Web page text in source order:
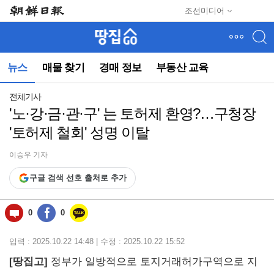
조선미디어
뉴스 매물 찾기 경매 정보 부동산 교육
뉴
(컨
동)
전체기사
'노·강·금·관·구' 는 토허제 환영?…구청장
'토허제 철회' 성명 이탈
이승우 기자
구글 검색 선호 출처로 추가
0 0
입력 : 2025.10.22 14:48 | 수정 : 2025.10.22 15:52
[땅집고] 정부가 일방적으로 토지거래허가구역으로 지